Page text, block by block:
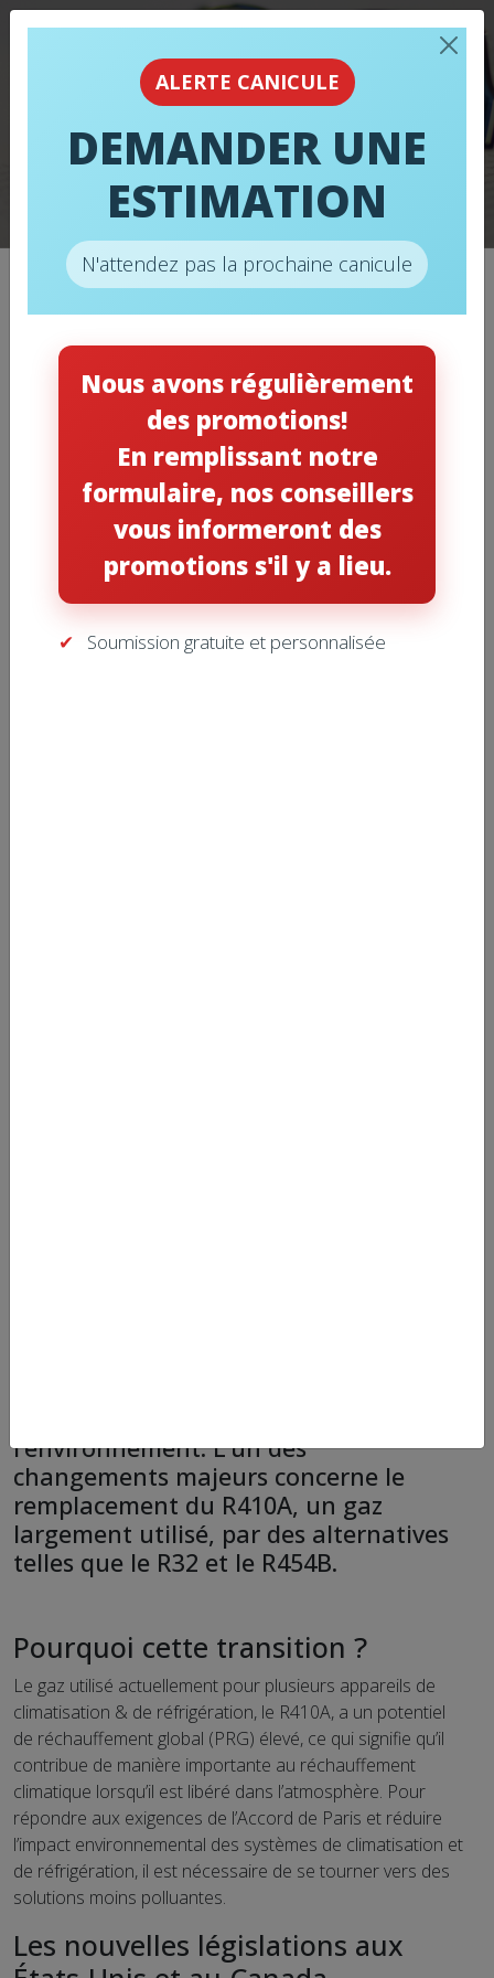
TRANSITION DES
GAZ FRIGORIFIQUES :
DU R410A VERS LE
R32 ET LE R454B
l’environnement. L’un des
changements majeurs concerne le
remplacement du R410A, un gaz
largement utilisé, par des alternatives
telles que le R32 et le R454B.
Pourquoi cette transition ?
Le gaz utilisé actuellement pour plusieurs appareils de
climatisation & de réfrigération, le R410A, a un potentiel
de réchauffement global (PRG) élevé, ce qui signifie qu’il
contribue de manière importante au réchauffement
climatique lorsqu’il est libéré dans l’atmosphère. Pour
répondre aux exigences de l’Accord de Paris et réduire
l’impact environnemental des systèmes de climatisation et
de réfrigération, il est nécessaire de se tourner vers des
solutions moins polluantes.
Les nouvelles législations aux
Catégories
(11)
Climatisation(12)
Conseils de pro(20)
(8)
Humidité(4)
ALERTE CANICULE
DEMANDER UNE
ESTIMATION
N'attendez pas la prochaine canicule
Nous avons régulièrement
des promotions!
En remplissant notre
formulaire, nos conseillers
vous informeront des
promotions s'il y a lieu.
Soumission gratuite et personnalisée